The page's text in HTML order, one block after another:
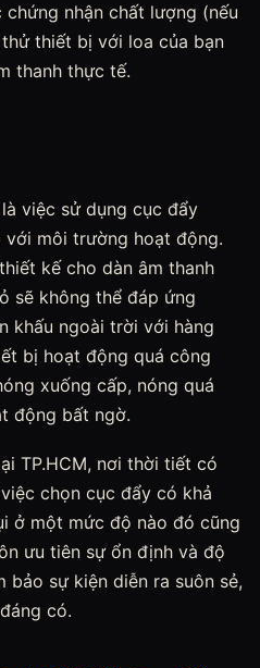
nhận chất lượng (nếu
thiết bị với loa của bạn
thanh thực tế.
việc sử dụng cục đẩy
môi trường hoạt động.
kế cho dàn âm thanh
sẽ không thể đáp ứng
khấu ngoài trời với hàng
bị hoạt động quá công
xuống cấp, nóng quá
động bất ngờ.
TP.HCM, nơi thời tiết có
chọn cục đẩy có khả
ở một mức độ nào đó cũng
ưu tiên sự ổn định và độ
bảo sự kiện diễn ra suôn sẻ,
có.